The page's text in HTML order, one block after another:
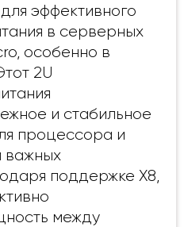
эффективного
в серверных
особенно в
2U
и стабильное
процессора и
важных
поддержке X8,
между